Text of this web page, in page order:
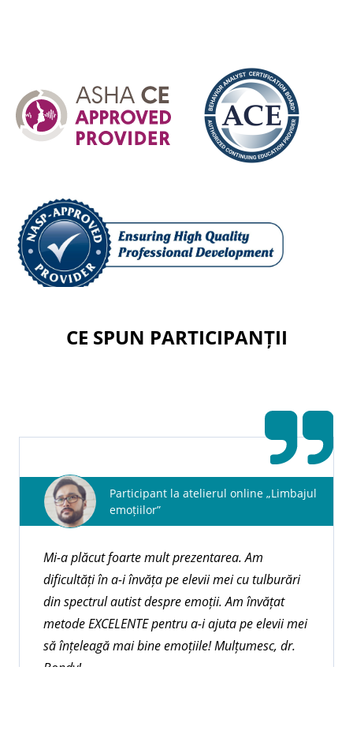
Credite de formare continuă pentru
Pyramid Educational Consultants este un furnizor
autorizat pentru organizații recunoscute la nivel
național și internațional care oferă unități/credite
pentru educație continuă (CEU).
Explorați cursurile
CE SPUN PARTICIPANȚII
Participant la atelierul online „Limbajul
emoțiilor”
Mi-a plăcut foarte mult prezentarea. Am
dificultăți în a-i învăța pe elevii mei cu tulburări
din spectrul autist despre emoții. Am învățat
metode EXCELENTE pentru a-i ajuta pe elevii mei
să înțeleagă mai bine emoțiile! Mulțumesc, dr.
Bondy!